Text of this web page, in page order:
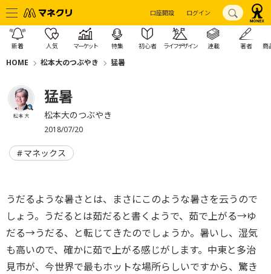
口座開設 ログイン
新着 人気 マーケット 特集 初心者 ライフデザイン 連載 著者 商
HOME 松本大のつぶやき 猛暑
松本 大
猛暑
松本大のつぶやき
2018/07/20
マネックス
うだるような暑さとは、まさにこのような暑さを云うので
しょう。うだるとは茹だると書くようで、茹で上がる→ゆ
だる→うだる、と転じてきたのでしょうか。暑いし、湿気
も高いので、確かに茹で上がる感じがします。中東と多治
見市が、今世界で最もホットな場所らしいですから、驚き